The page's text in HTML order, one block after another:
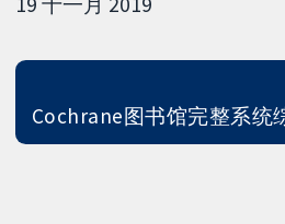
Cochrane图书馆完整系统